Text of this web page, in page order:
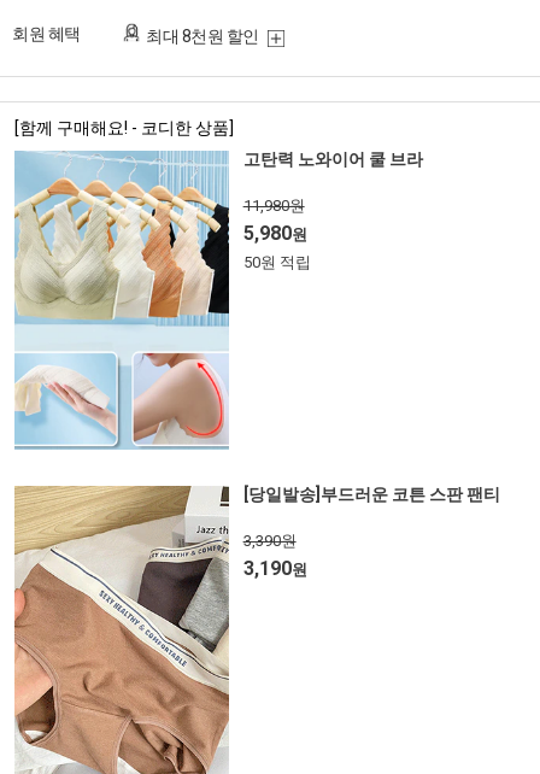
회원 혜택 최대 8천원 할인
[함께 구매해요! - 코디한 상품]
고탄력 노와이어 쿨 브라
11,980원
5,980원
50원 적립
[당일발송]부드러운 코튼 스판 팬티
3,390원
3,190원